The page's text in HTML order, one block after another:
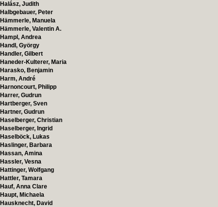
Halász, Judith
Halbgebauer, Peter
Hämmerle, Manuela
Hämmerle, Valentin A.
Hampl, Andrea
Handl, György
Handler, Gilbert
Haneder-Kulterer, Maria
Harasko, Benjamin
Harm, André
Harnoncourt, Philipp
Harrer, Gudrun
Hartberger, Sven
Hartner, Gudrun
Haselberger, Christian
Haselberger, Ingrid
Haselböck, Lukas
Haslinger, Barbara
Hassan, Amina
Hassler, Vesna
Hattinger, Wolfgang
Hattler, Tamara
Hauf, Anna Clare
Haupt, Michaela
Hausknecht, David